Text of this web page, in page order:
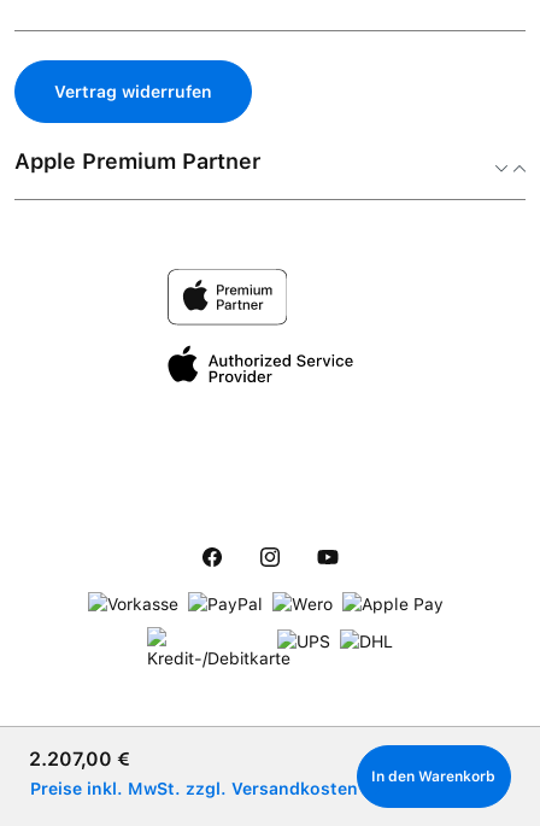
Verkaufspreis:
2.207,00 €
Preise inkl. MwSt. zzgl. Versandkosten
In den Warenkorb
Vertrag widerrufen
Apple Premium Partner